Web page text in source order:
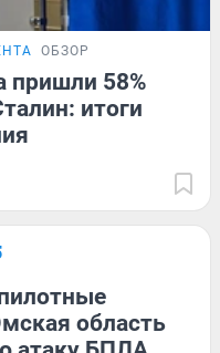
ОБЗОР
пришли 58%
итоги
область